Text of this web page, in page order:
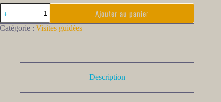
Ajouter au panier
Catégorie : Visites guidées
Description